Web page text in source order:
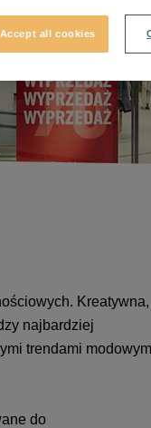
Kreatywna,
najbardziej
trendami
do
Accept all cookies